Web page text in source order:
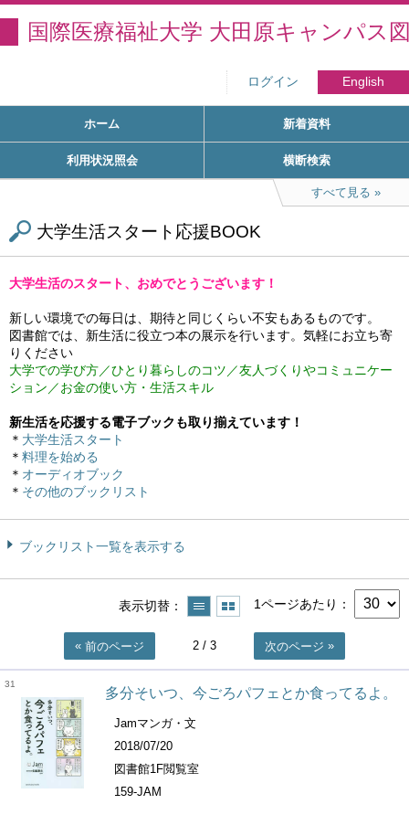
国際医療福祉大学 大田原キャンパス
ログイン English
ホーム 新着資料
利用状況照会 横断検索
すべて見る
大学生活スタート応援BOOK
大学生活のスタート、おめでとうございます！
新しい環境での毎日は、期待と同じくらい不安もあるものです。
図書館では、新生活に役立つ本の展示を行います。気軽にお立ち寄
りください
大学での学び方／ひとり暮らしのコツ／友人づくりやコミュニケー
ション／お金の使い方・生活スキル
新生活を応援する電子ブックも取り揃えています！
＊ 大学生活スタート
＊ 料理を始める
＊ オーディオブック
＊ その他のブックリスト
ブックリスト一覧を表示する
表示切替 1ページあたり
前のページ 2 / 3 次のページ
31
多分そいつ、今ごろパフェとか食ってるよ。
Jamマンガ・文
2018/07/20
図書館1F閲覧室
159-JAM